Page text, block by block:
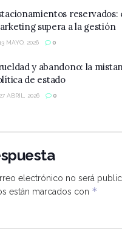
reservados:
supera a la gestión
MAYO, 2026 0
y abandono: la
de estado
27 ABRIL, 2026 0
electrónico no será
están marcados con *